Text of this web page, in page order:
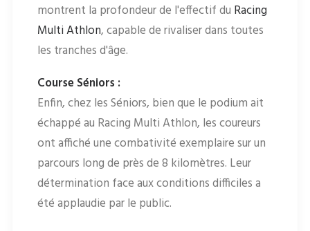
montrent la profondeur de l'effectif du Racing
Multi Athlon, capable de rivaliser dans toutes
les tranches d'âge.
Course Séniors :
Enfin, chez les Séniors, bien que le podium ait
échappé au Racing Multi Athlon, les coureurs
ont affiché une combativité exemplaire sur un
parcours long de près de 8 kilomètres. Leur
détermination face aux conditions difficiles a
été applaudie par le public.